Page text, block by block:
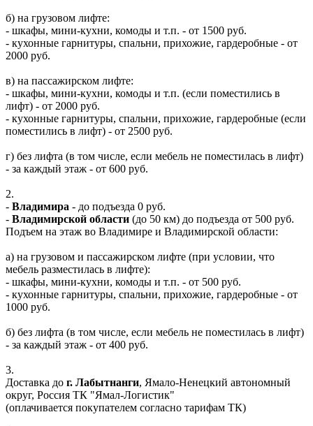
б) на грузовом лифте:
- шкафы, мини-кухни, комоды и т.п. - от 1500 руб.
- кухонные гарнитуры, спальни, прихожие, гардеробные - от
2000 руб.
в) на пассажирском лифте:
- шкафы, мини-кухни, комоды и т.п. (если поместились в
лифт) - от 2000 руб.
- кухонные гарнитуры, спальни, прихожие, гардеробные (если
поместились в лифт) - от 2500 руб.
г) без лифта (в том числе, если мебель не поместилась в лифт)
- за каждый этаж - от 600 руб.
2.
- Владимира - до подъезда 0 руб.
- Владимирской области (до 50 км) до подъезда от 500 руб.
Подъем на этаж во Владимире и Владимирской области:
а) на грузовом и пассажирском лифте (при условии, что
мебель разместилась в лифте):
- шкафы, мини-кухни, комоды и т.п. - от 500 руб.
- кухонные гарнитуры, спальни, прихожие, гардеробные - от
1000 руб.
б) без лифта (в том числе, если мебель не поместилась в лифт)
- за каждый этаж - от 400 руб.
3.
Доставка до г. Лабытнанги, Ямало-Ненецкий автономный
округ, Россия ТК "Ямал-Логистик"
(оплачивается покупателем согласно тарифам ТК)